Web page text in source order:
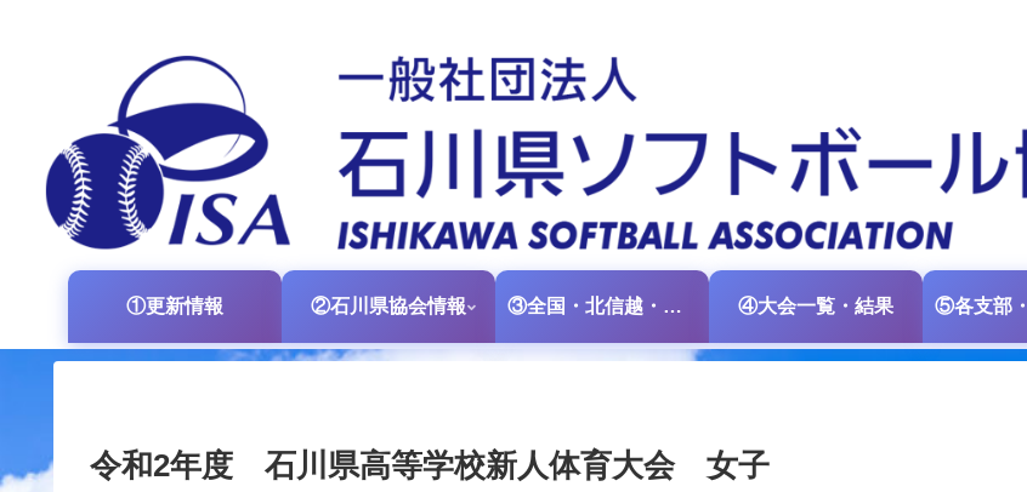
①更新情報 ②石川県協会情報 ③全国・北信越・中日本大会情報 ④大会一覧・結果
令和2年度 石川県高等学校新人体育大会 女子